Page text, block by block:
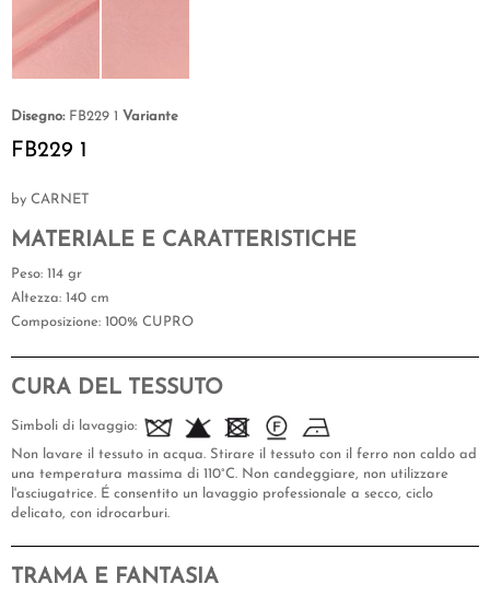
Disegno: FB229 1 Variante
FB229 1
by CARNET
MATERIALE E CARATTERISTICHE
Peso: 114 gr
Altezza: 140 cm
Composizione: 100% CUPRO
CURA DEL TESSUTO
Simboli di lavaggio:
Non lavare il tessuto in acqua. Stirare il tessuto con il ferro non caldo ad
una temperatura massima di 110°C. Non candeggiare, non utilizzare
l'asciugatrice. É consentito un lavaggio professionale a secco, ciclo
delicato, con idrocarburi.
TRAMA E FANTASIA